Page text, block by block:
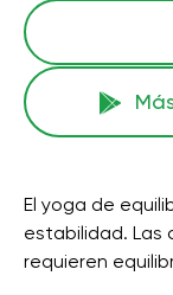
El yoga de
estabilidad. Las
requieren